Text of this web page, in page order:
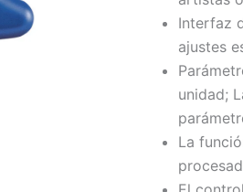
Interfaz
ajustes
unidad;
La